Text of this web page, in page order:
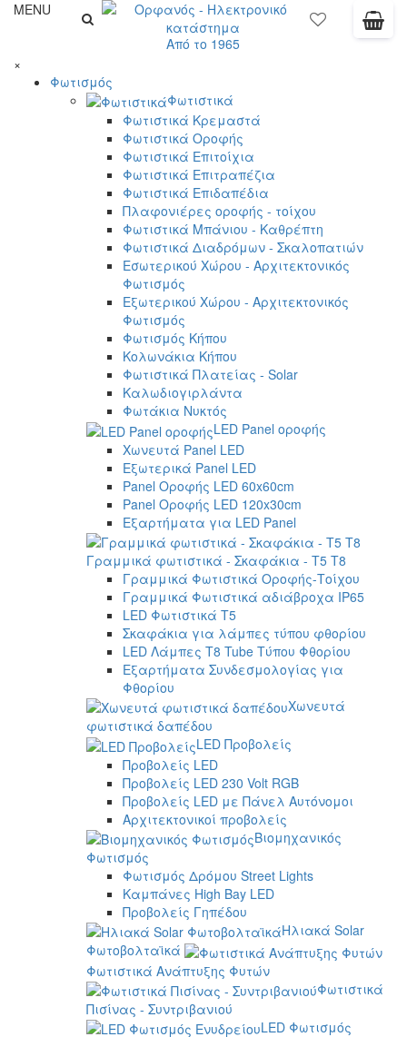
MENU
Από το 1965
×
Φωτισμός
Φωτιστικά
Φωτιστικά Κρεμαστά
Φωτιστικά Οροφής
Φωτιστικά Επιτοίχια
Φωτιστικά Επιτραπέζια
Φωτιστικά Επιδαπέδια
Πλαφονιέρες οροφής - τοίχου
Φωτιστικά Μπάνιου - Καθρέπτη
Φωτιστικά Διαδρόμων - Σκαλοπατιών
Εσωτερικού Χώρου - Αρχιτεκτονικός
Φωτισμός
Εξωτερικού Χώρου - Αρχιτεκτονικός
Φωτισμός
Φωτισμός Κήπου
Κολωνάκια Κήπου
Φωτιστικά Πλατείας - Solar
Καλωδιογιρλάντα
Φωτάκια Νυκτός
LED Panel οροφής
Χωνευτά Panel LED
Εξωτερικά Panel LED
Panel Οροφής LED 60x60cm
Panel Οροφής LED 120x30cm
Εξαρτήματα για LED Panel
Γραμμικά φωτιστικά - Σκαφάκια - Τ5 T8
Γραμμικά Φωτιστικά Οροφής-Τοίχου
Γραμμικά Φωτιστικά αδιάβροχα IP65
LED Φωτιστικά T5
Σκαφάκια για λάμπες τύπου φθορίου
LED Λάμπες T8 Tube Τύπου Φθορίου
Εξαρτήματα Συνδεσμολογίας για
Φθορίου
Χωνευτά
φωτιστικά δαπέδου
LED Προβολείς
Προβολείς LED
Προβολείς LED 230 Volt RGB
Προβολείς LED με Πάνελ Αυτόνομοι
Αρχιτεκτονικοί προβολείς
Βιομηχανικός
Φωτισμός
Φωτισμός Δρόμου Street Lights
Καμπάνες High Bay LED
Προβολείς Γηπέδου
Ηλιακά Solar
Φωτοβολταϊκά
Φωτιστικά Ανάπτυξης Φυτών
Φωτιστικά
Πισίνας - Συντριβανιού
LED Φωτισμός